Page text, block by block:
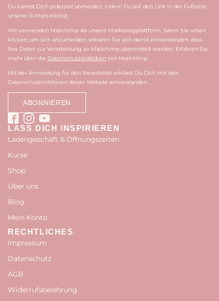
Du kannst Dich jederzeit abmelden, indem Du auf den Link in der Fußzeile
unserer E-Mails klickst.
Wir verwenden Mailchimp als unsere Marketingplattform. Wenn Sie unten
klicken, um sich anzumelden, erklären Sie sich damit einverstanden, dass
Ihre Daten zur Verarbeitung an Mailchimp übermittelt werden. Erfahren Sie
mehr über die Datenschutzpraktiken von Mailchimp.
Mit der Anmeldung für den Newsletter erklärst Du Dich mit den
Datenschutzrichtlinien dieser Website einverstanden.
LASS DICH INSPIRIEREN
Ladengeschäft & Öffnungszeiten
Kurse
Shop
Über uns
Blog
Mein Konto
RECHTLICHES
Impressum
Datenschutz
AGB
Widerrufsbelehrung